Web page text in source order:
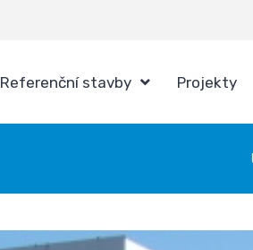
Referenční stavby Projekty